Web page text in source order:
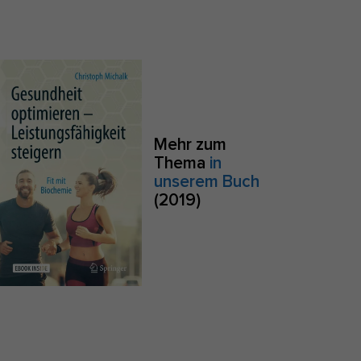
Mehr zum
Thema in
unserem Buch
(2019)
Anonyme Statistiken